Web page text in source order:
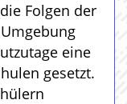
Folgen der
eine
gesetzt.